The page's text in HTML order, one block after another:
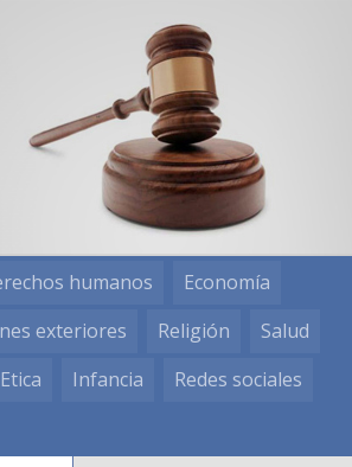
humanos
Economía
exteriores Religión
Salud
Etica Infancia
Redes sociales